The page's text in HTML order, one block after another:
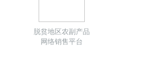
脱贫地区农副产品
网络销售平台